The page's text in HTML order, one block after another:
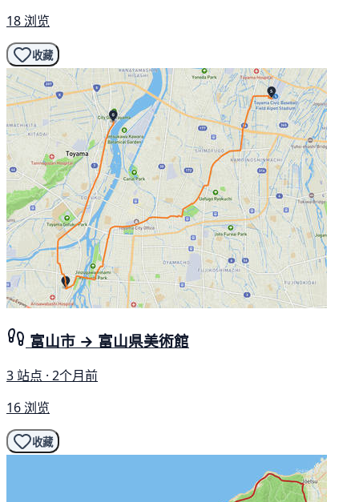
18 浏览
收藏
富山市 → 富山県美術館
3 站点 · 2个月前
16 浏览
收藏